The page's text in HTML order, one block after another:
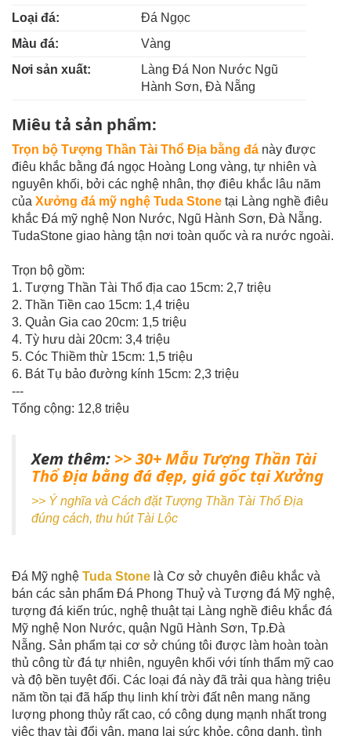
Loại đá:
Đá Ngọc
Màu đá:
Vàng
Nơi sản xuất:
Làng Đá Non Nước Ngũ
Hành Sơn, Đà Nẵng
Miêu tả sản phẩm:
Trọn bộ Tượng Thần Tài Thổ Địa bằng đá này được
điêu khắc bằng đá ngọc Hoàng Long vàng, tự nhiên và
nguyên khối, bởi các nghệ nhân, thợ điêu khắc lâu năm
của Xưởng đá mỹ nghệ Tuda Stone tại Làng nghề điêu
khắc Đá mỹ nghệ Non Nước, Ngũ Hành Sơn, Đà Nẵng.
TudaStone giao hàng tận nơi toàn quốc và ra nước ngoài.
Trọn bộ gồm:
1. Tượng Thần Tài Thổ địa cao 15cm: 2,7 triệu
2. Thần Tiền cao 15cm: 1,4 triệu
3. Quản Gia cao 20cm: 1,5 triệu
4. Tỳ hưu dài 20cm: 3,4 triệu
5. Cóc Thiềm thừ 15cm: 1,5 triệu
6. Bát Tụ bảo đường kính 15cm: 2,3 triệu
---
Tổng cộng: 12,8 triệu
Xem thêm: >> 30+ Mẫu Tượng Thần Tài
Thổ Địa bằng đá đẹp, giá gốc tại Xưởng
>> Ý nghĩa và Cách đặt Tượng Thần Tài Thổ Địa
đúng cách, thu hút Tài Lộc
Đá Mỹ nghệ Tuda Stone là Cơ sở chuyên điêu khắc và
bán các sản phẩm Đá Phong Thuỷ và Tượng đá Mỹ nghệ,
tượng đá kiến trúc, nghệ thuật tại Làng nghề điêu khắc đá
Mỹ nghệ Non Nước, quận Ngũ Hành Sơn, Tp.Đà
Nẵng. Sản phẩm tại cơ sở chúng tôi được làm hoàn toàn
thủ công từ đá tự nhiên, nguyên khối với tính thẩm mỹ cao
và độ bền tuyệt đối. Các loại đá này đã trải qua hàng triệu
năm tồn tại đã hấp thụ linh khí trời đất nên mang năng
lượng phong thủy rất cao, có công dụng mạnh nhất trong
việc thay tài đổi vận, mang lại sức khỏe, công danh, tình